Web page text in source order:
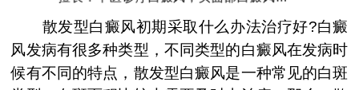
散发型白癜风初期采取什么办法治疗好?白癜
风发病有很多种类型，不同类型的白癜风在发病时
候有不同的特点，散发型白癜风是一种常见的白斑